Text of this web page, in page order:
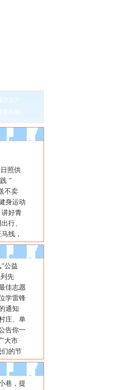
市名片
我要投稿
照供
”
不卖
身运动
讲好青
行、
线，
公益
先
佳志愿
学雷锋
通知
庄、单
告你一
大市
们的节
巷，提